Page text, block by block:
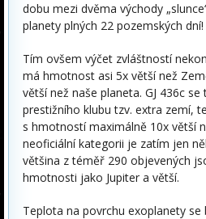
dobu mezi dvěma východy
planety plných 22 pozemských dní!
Tím ovšem výčet zvláštností
má hmotnost asi 5x větší než
větší než naše planeta. GJ 436c
prestižního klubu tzv. extra zemí,
s hmotností maximálně 10x větší
neoficiální kategorii je zatím jen
většina z téměř 290 objevených
hmotnosti jako Jupiter a větší.
Teplota na povrchu exoplanety